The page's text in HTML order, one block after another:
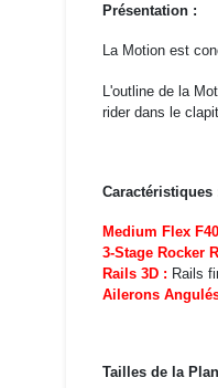
Présentation :
La Motion est
L'outline de la
rider dans le
Caractéristiques
Medium Flex
3-Stage Rocker
Rails 3D : Rails
Ailerons
Tailles de la